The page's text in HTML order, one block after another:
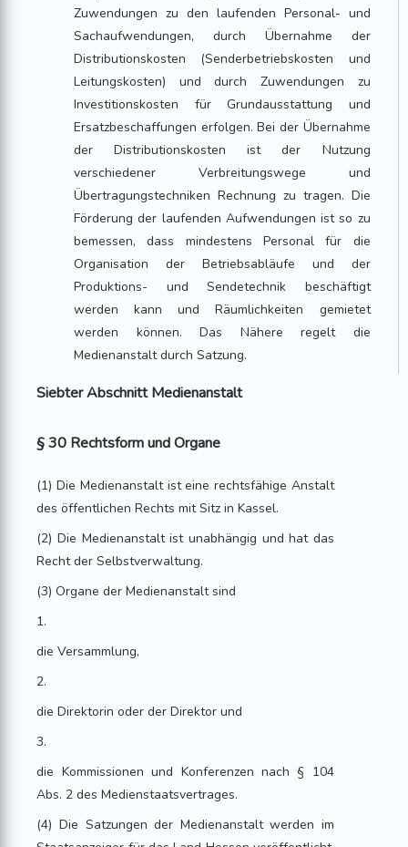
Zuwendungen zu den laufenden Personal- und
Sachaufwendungen, durch Übernahme der
Distributionskosten (Senderbetriebskosten und
Leitungskosten) und durch Zuwendungen zu
Investitionskosten für Grundausstattung und
Ersatzbeschaffungen erfolgen. Bei der Übernahme
der Distributionskosten ist der Nutzung
verschiedener Verbreitungswege und
Übertragungstechniken Rechnung zu tragen. Die
Förderung der laufenden Aufwendungen ist so zu
bemessen, dass mindestens Personal für die
Organisation der Betriebsabläufe und der
Produktions- und Sendetechnik beschäftigt
werden kann und Räumlichkeiten gemietet
werden können. Das Nähere regelt die
Medienanstalt durch Satzung.
Siebter Abschnitt Medienanstalt
§ 30 Rechtsform und Organe
(1) Die Medienanstalt ist eine rechtsfähige Anstalt
des öffentlichen Rechts mit Sitz in Kassel.
(2) Die Medienanstalt ist unabhängig und hat das
Recht der Selbstverwaltung.
(3) Organe der Medienanstalt sind
1.
die Versammlung,
2.
die Direktorin oder der Direktor und
3.
die Kommissionen und Konferenzen nach § 104
Abs. 2 des Medienstaatsvertrages.
(4) Die Satzungen der Medienanstalt werden im